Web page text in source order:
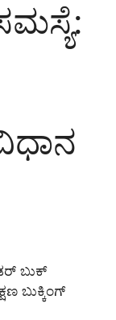
ಬುಕ್
ಬುಕ್ಕಿಂಗ್